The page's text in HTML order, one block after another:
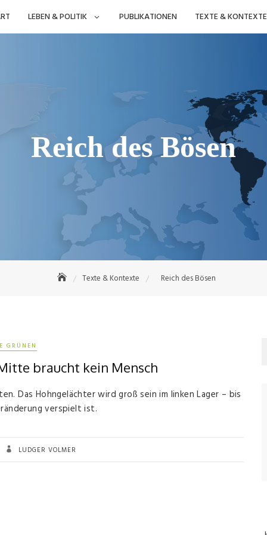
LEBEN & POLITIK PUBLIKATIONEN TEXTE & KONTEXTE
Reich des Bösen
Texte & Kontexte Reich des Bösen
GRÜNEN
braucht kein Mensch
Das Hohngelächter wird groß sein im linken Lager – bis
verspielt ist.
LUDGER VOLMER